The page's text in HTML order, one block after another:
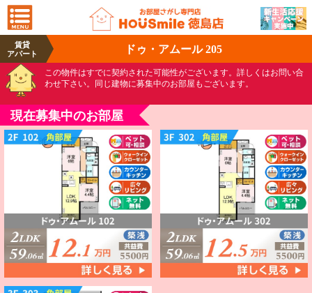
賃貸
アパート
ドゥ・アムール 205
この物件はすでに契約された可能性がございます。詳しくはお問い合
わせ下さい。同じ建物に募集中のお部屋もございます。
現在募集中のお部屋